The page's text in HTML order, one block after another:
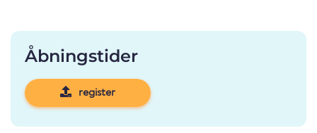
Åbningstider
register